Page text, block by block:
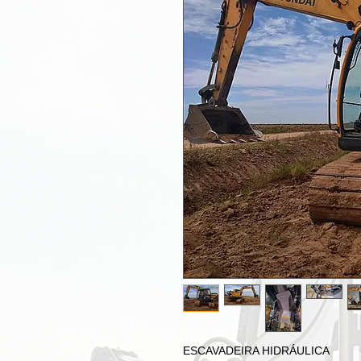
ESCAVADEIRA HIDRÁULICA